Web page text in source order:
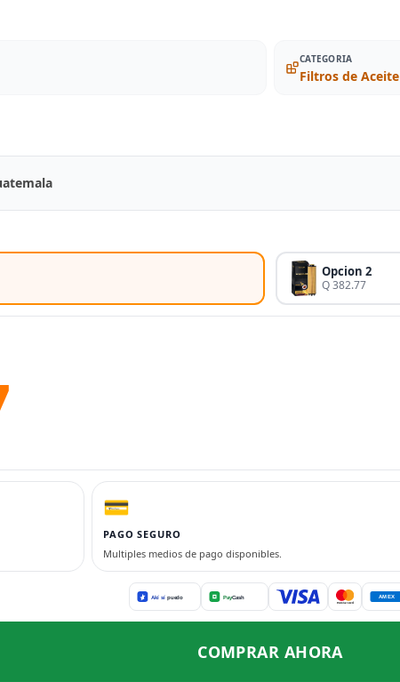
CATEGORIA
Filtros de Aceite
Opcion 2
Q 382.77
💳
PAGO SEGURO
Multiples medios de pago disponibles.
COMPRAR AHORA